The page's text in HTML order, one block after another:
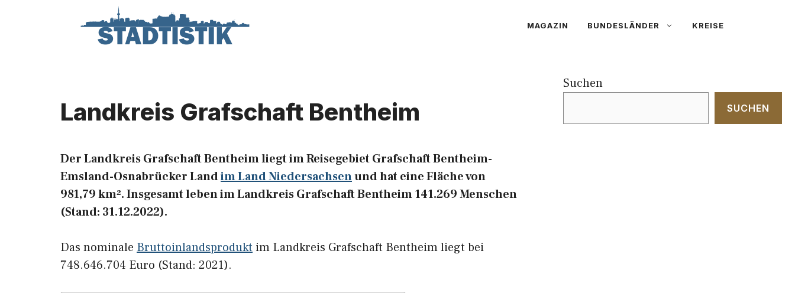
MAGAZIN BUNDESLÄNDER KREISE
Landkreis Grafschaft Bentheim
Der Landkreis Grafschaft Bentheim liegt im Reisegebiet Grafschaft Bentheim-
Emsland-Osnabrücker Landim Land Niedersachsenund hat eine Fläche von
981,79 km². Insgesamt leben im Landkreis Grafschaft Bentheim 141.269 Menschen
(Stand: 31.12.2022).
Das nominale Bruttoinlandsprodukt im Landkreis Grafschaft Bentheim liegt bei
748.646.704 Euro (Stand: 2021).
Suchen
SUCHEN